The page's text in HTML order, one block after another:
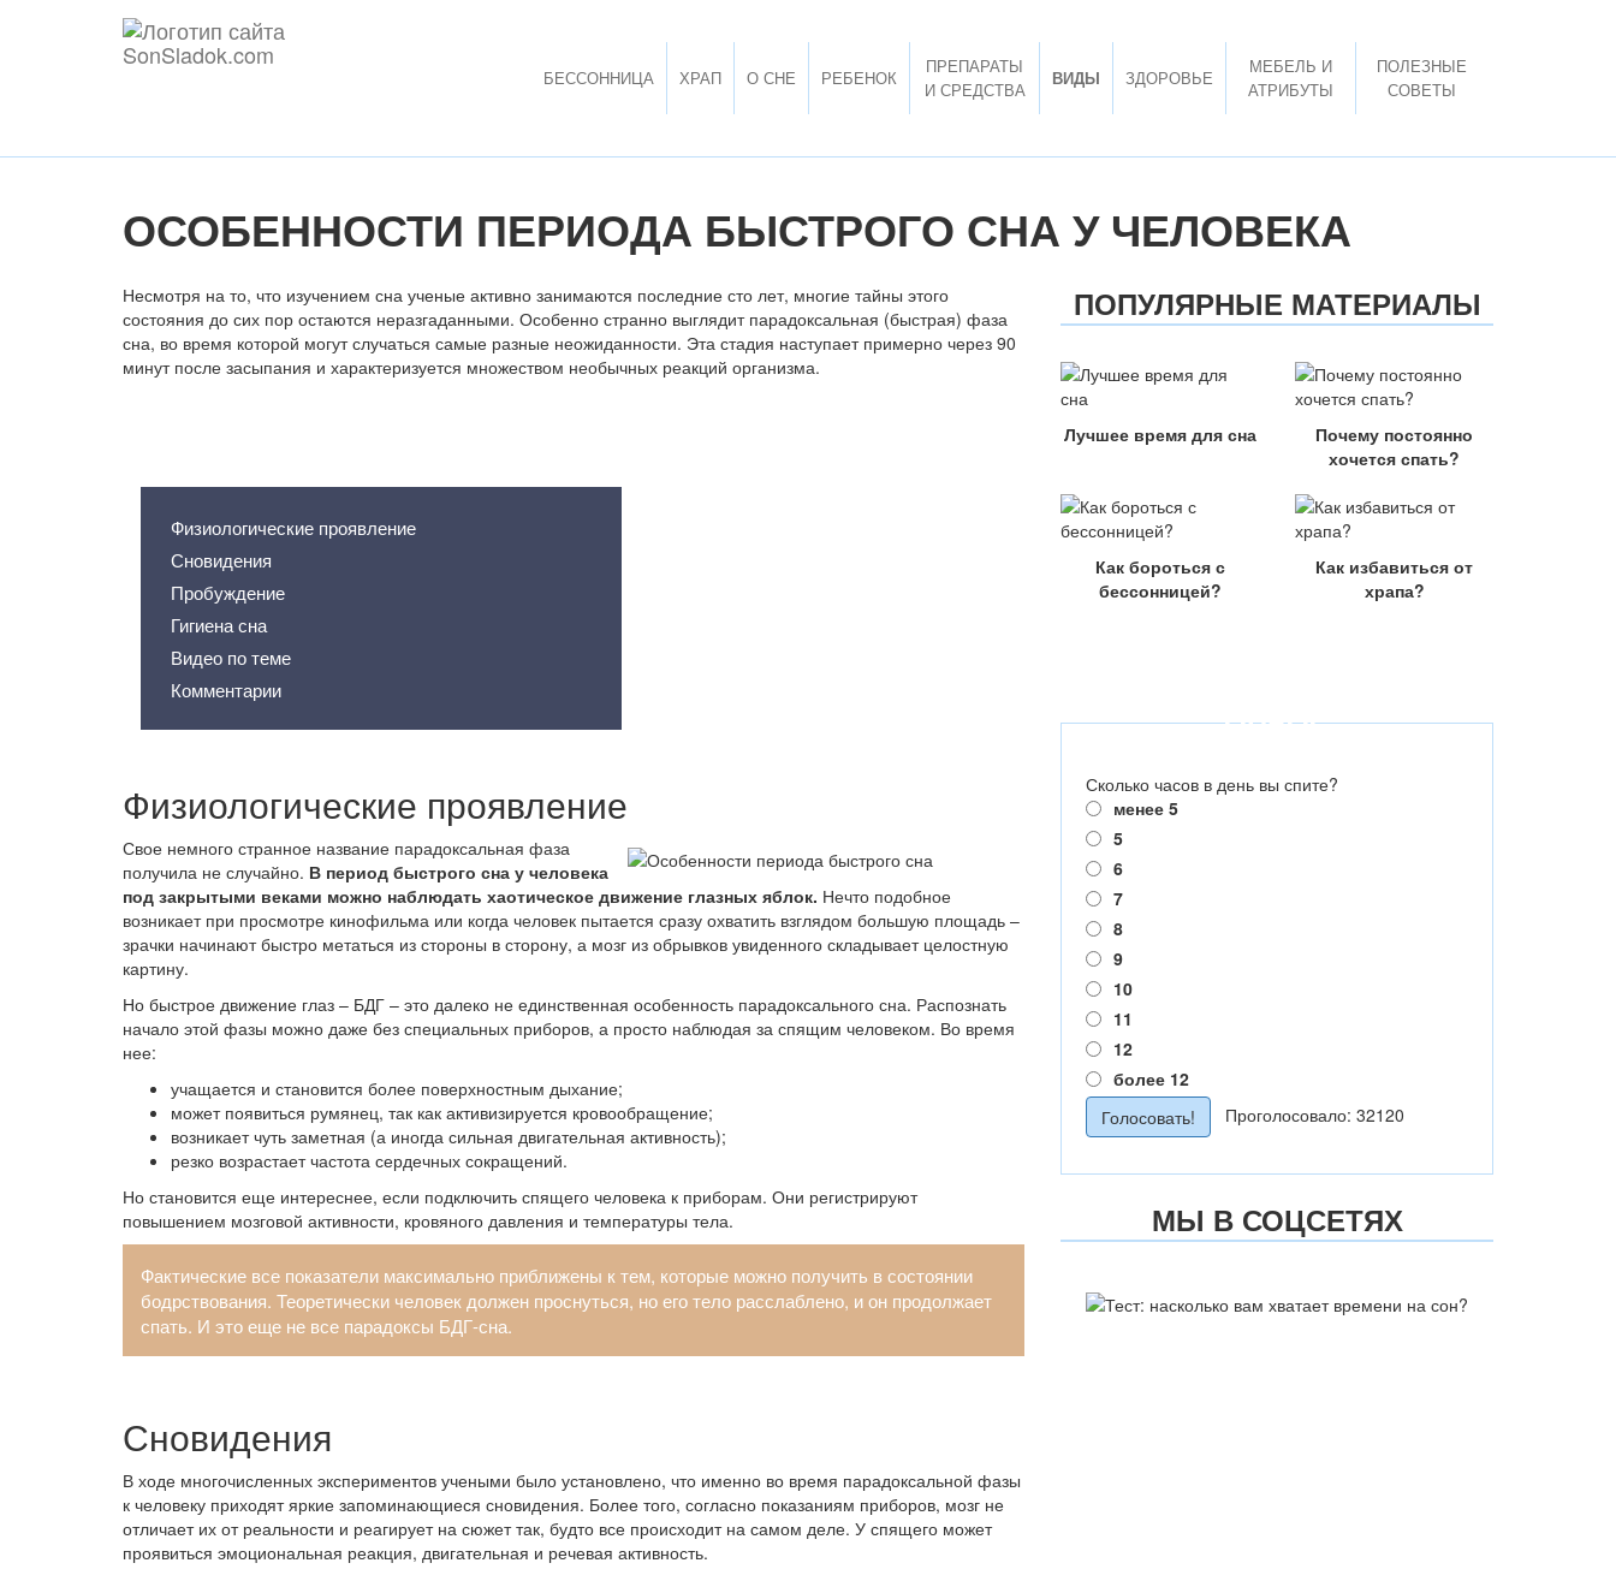
БЕССОННИЦА ХРАП О СНЕ РЕБЕНОК
ПРЕПАРАТЫ
И СРЕДСТВА
ВИДЫ ЗДОРОВЬЕ
МЕБЕЛЬ И
АТРИБУТЫ
ПОЛЕЗНЫЕ
СОВЕТЫ
ОСОБЕННОСТИ ПЕРИОДА БЫСТРОГО СНА У ЧЕЛОВЕКА
Несмотря на то, что изучением сна ученые активно занимаются последние сто лет, многие тайны этого
состояния до сих пор остаются неразгаданными. Особенно странно выглядит парадоксальная (быстрая) фаза
сна, во время которой могут случаться самые разные неожиданности. Эта стадия наступает примерно через 90
минут после засыпания и характеризуется множеством необычных реакций организма.
Физиологические проявление
Сновидения
Пробуждение
Гигиена сна
Видео по теме
Комментарии
Физиологические проявление
Свое немного странное название парадоксальная фаза
получила не случайно. В период быстрого сна у человека
под закрытыми веками можно наблюдать хаотическое движение глазных яблок. Нечто подобное
возникает при просмотре кинофильма или когда человек пытается сразу охватить взглядом большую площадь –
зрачки начинают быстро метаться из стороны в сторону, а мозг из обрывков увиденного складывает целостную
картину.
Но быстрое движение глаз – БДГ – это далеко не единственная особенность парадоксального сна. Распознать
начало этой фазы можно даже без специальных приборов, а просто наблюдая за спящим человеком. Во время
нее:
учащается и становится более поверхностным дыхание;
может появиться румянец, так как активизируется кровообращение;
возникает чуть заметная (а иногда сильная двигательная активность);
резко возрастает частота сердечных сокращений.
Но становится еще интереснее, если подключить спящего человека к приборам. Они регистрируют
повышением мозговой активности, кровяного давления и температуры тела.
Фактические все показатели максимально приближены к тем, которые можно получить в состоянии
бодрствования. Теоретически человек должен проснуться, но его тело расслаблено, и он продолжает
спать. И это еще не все парадоксы БДГ-сна.
Сновидения
В ходе многочисленных экспериментов учеными было установлено, что именно во время парадоксальной фазы
к человеку приходят яркие запоминающиеся сновидения. Более того, согласно показаниям приборов, мозг не
отличает их от реальности и реагирует на сюжет так, будто все происходит на самом деле. У спящего может
проявиться эмоциональная реакция, двигательная и речевая активность.
ПОПУЛЯРНЫЕ МАТЕРИАЛЫ
Лучшее время для сна
Почему постоянно
хочется спать?
Как бороться с
бессонницей?
Как избавиться от
храпа?
ОПРОС
Сколько часов в день вы спите?
менее 5
5
6
7
8
9
10
11
12
более 12
Проголосовало: 32120
МЫ В СОЦСЕТЯХ